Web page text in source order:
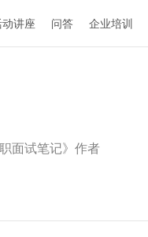
动讲座 问答 企业培训
面试笔记》作者